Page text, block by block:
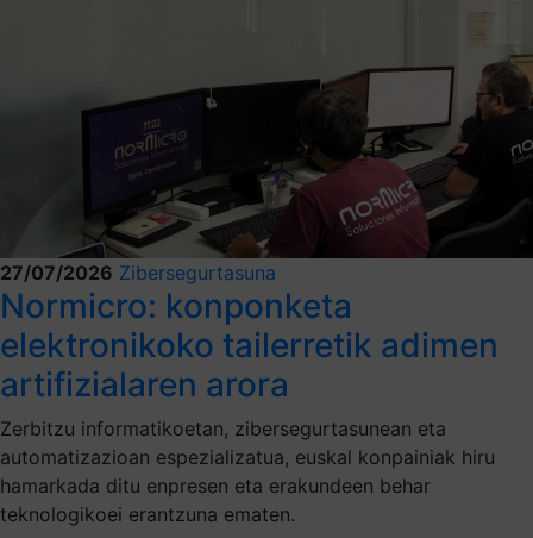
27/07/2026 Zibersegurtasuna
Normicro: konponketa
elektronikoko tailerretik adimen
artifizialaren arora
Zerbitzu informatikoetan, zibersegurtasunean eta
automatizazioan espezializatua, euskal konpainiak hiru
hamarkada ditu enpresen eta erakundeen behar
teknologikoei erantzuna ematen.